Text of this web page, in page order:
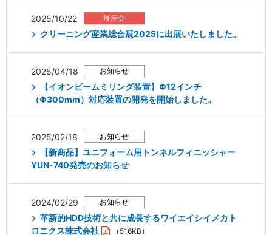
2025/10/22
クリーニング産業総合展2025に出展いたしました。
2025/04/18
【イオンビームミリング装置】Φ12インチ
（Φ300mm）対応装置の開発を開始しました。
2025/02/18
【新商品】ユニフォーム用トンネルフィニッシャー
YUN-740発売のお知らせ
2024/02/29
革新的HDD技術と共に成長するワイエイシイメカト
ロニクス株式会社
（516KB）